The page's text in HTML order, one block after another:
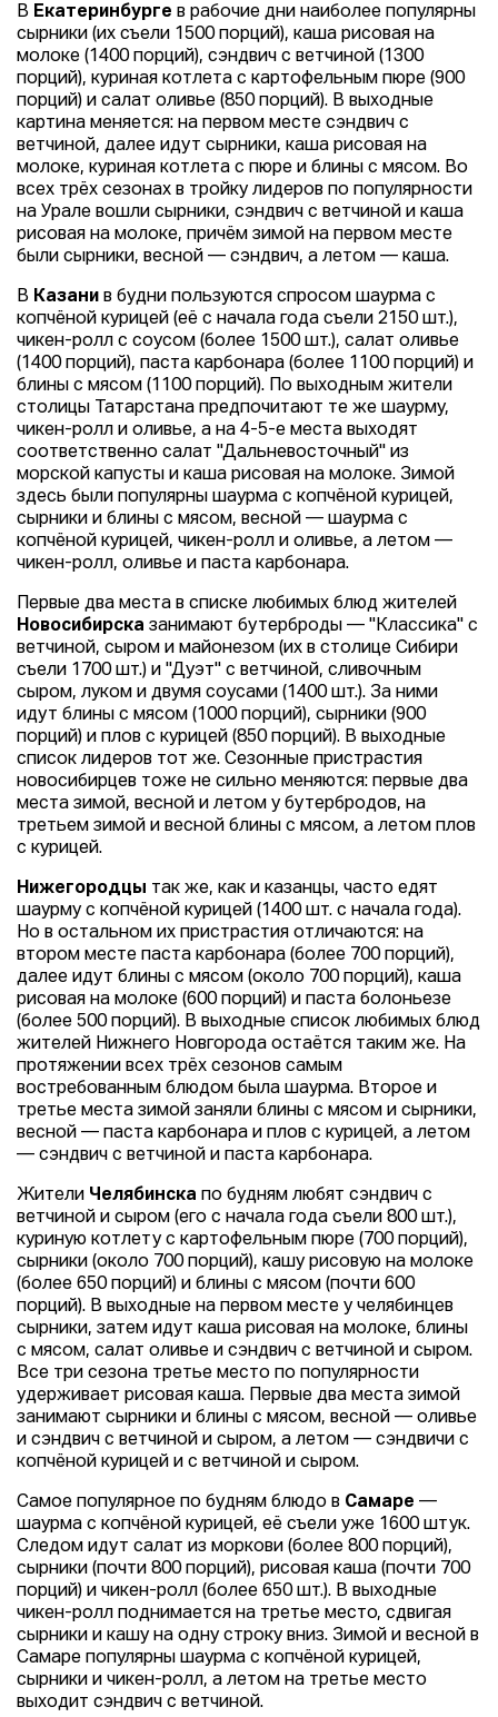
В Екатеринбурге в рабочие дни наиболее популярны
сырники (их съели 1500 порций), каша рисовая на
молоке (1400 порций), сэндвич с ветчиной (1300
порций), куриная котлета с картофельным пюре (900
порций) и салат оливье (850 порций). В выходные
картина меняется: на первом месте сэндвич с
ветчиной, далее идут сырники, каша рисовая на
молоке, куриная котлета с пюре и блины с мясом. Во
всех трёх сезонах в тройку лидеров по популярности
на Урале вошли сырники, сэндвич с ветчиной и каша
рисовая на молоке, причём зимой на первом месте
были сырники, весной — сэндвич, а летом — каша.
В Казани в будни пользуются спросом шаурма с
копчёной курицей (её с начала года съели 2150 шт.),
чикен-ролл с соусом (более 1500 шт.), салат оливье
(1400 порций), паста карбонара (более 1100 порций) и
блины с мясом (1100 порций). По выходным жители
столицы Татарстана предпочитают те же шаурму,
чикен-ролл и оливье, а на 4-5-е места выходят
соответственно салат "Дальневосточный" из
морской капусты и каша рисовая на молоке. Зимой
здесь были популярны шаурма с копчёной курицей,
сырники и блины с мясом, весной — шаурма с
копчёной курицей, чикен-ролл и оливье, а летом —
чикен-ролл, оливье и паста карбонара.
Первые два места в списке любимых блюд жителей
Новосибирска занимают бутерброды — "Классика" с
ветчиной, сыром и майонезом (их в столице Сибири
съели 1700 шт.) и "Дуэт" с ветчиной, сливочным
сыром, луком и двумя соусами (1400 шт.). За ними
идут блины с мясом (1000 порций), сырники (900
порций) и плов с курицей (850 порций). В выходные
список лидеров тот же. Сезонные пристрастия
новосибирцев тоже не сильно меняются: первые два
места зимой, весной и летом у бутербродов, на
третьем зимой и весной блины с мясом, а летом плов
с курицей.
Нижегородцы так же, как и казанцы, часто едят
шаурму с копчёной курицей (1400 шт. с начала года).
Но в остальном их пристрастия отличаются: на
втором месте паста карбонара (более 700 порций),
далее идут блины с мясом (около 700 порций), каша
рисовая на молоке (600 порций) и паста болоньезе
(более 500 порций). В выходные список любимых блюд
жителей Нижнего Новгорода остаётся таким же. На
протяжении всех трёх сезонов самым
востребованным блюдом была шаурма. Второе и
третье места зимой заняли блины с мясом и сырники,
весной — паста карбонара и плов с курицей, а летом
— сэндвич с ветчиной и паста карбонара.
Жители Челябинска по будням любят сэндвич с
ветчиной и сыром (его с начала года съели 800 шт.),
куриную котлету с картофельным пюре (700 порций),
сырники (около 700 порций), кашу рисовую на молоке
(более 650 порций) и блины с мясом (почти 600
порций). В выходные на первом месте у челябинцев
сырники, затем идут каша рисовая на молоке, блины
с мясом, салат оливье и сэндвич с ветчиной и сыром.
Все три сезона третье место по популярности
удерживает рисовая каша. Первые два места зимой
занимают сырники и блины с мясом, весной — оливье
и сэндвич с ветчиной и сыром, а летом — сэндвичи с
копчёной курицей и с ветчиной и сыром.
Самое популярное по будням блюдо в Самаре —
шаурма с копчёной курицей, её съели уже 1600 штук.
Следом идут салат из моркови (более 800 порций),
сырники (почти 800 порций), рисовая каша (почти 700
порций) и чикен-ролл (более 650 шт.). В выходные
чикен-ролл поднимается на третье место, сдвигая
сырники и кашу на одну строку вниз. Зимой и весной в
Самаре популярны шаурма с копчёной курицей,
сырники и чикен-ролл, а летом на третье место
выходит сэндвич с ветчиной.